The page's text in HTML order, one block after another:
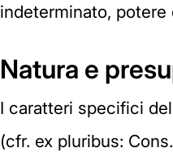
indeterminato, potere
Natura e
I caratteri specifici
(cfr. ex pluribus: